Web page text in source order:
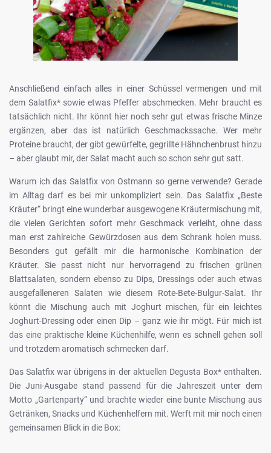
Anschließend einfach alles in einer Schüssel vermengen und mit
dem Salatfix* sowie etwas Pfeffer abschmecken. Mehr braucht es
tatsächlich nicht. Ihr könnt hier noch sehr gut etwas frische Minze
ergänzen, aber das ist natürlich Geschmackssache. Wer mehr
Proteine braucht, der gibt gewürfelte, gegrillte Hähnchenbrust hinzu
– aber glaubt mir, der Salat macht auch so schon sehr gut satt.
Warum ich das Salatfix von Ostmann so gerne verwende? Gerade
im Alltag darf es bei mir unkompliziert sein. Das Salatfix „Beste
Kräuter“ bringt eine wunderbar ausgewogene Kräutermischung mit,
die vielen Gerichten sofort mehr Geschmack verleiht, ohne dass
man erst zahlreiche Gewürzdosen aus dem Schrank holen muss.
Besonders gut gefällt mir die harmonische Kombination der
Kräuter. Sie passt nicht nur hervorragend zu frischen grünen
Blattsalaten, sondern ebenso zu Dips, Dressings oder auch etwas
ausgefalleneren Salaten wie diesem Rote-Bete-Bulgur-Salat. Ihr
könnt die Mischung auch mit Joghurt mischen, für ein leichtes
Joghurt-Dressing oder einen Dip – ganz wie ihr mögt. Für mich ist
das eine praktische kleine Küchenhilfe, wenn es schnell gehen soll
und trotzdem aromatisch schmecken darf.
Das Salatfix war übrigens in der aktuellen Degusta Box* enthalten.
Die Juni-Ausgabe stand passend für die Jahreszeit unter dem
Motto „Gartenparty“ und brachte wieder eine bunte Mischung aus
Getränken, Snacks und Küchenhelfern mit. Werft mit mir noch einen
gemeinsamen Blick in die Box: